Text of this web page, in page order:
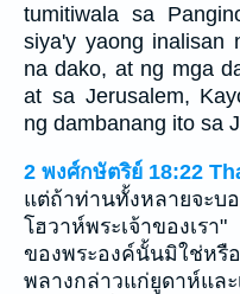
tumitiwala sa
siya'y yaong inalisan
na dako, at ng mga
at sa Jerusalem,
ng dambanang ito sa
2 พงศ์กษัตริย์ 18:22
แต่ถ้าท่านทั้งหลายจะบ
โฮวาห์พระเจ้าของเร
ของพระองค์นั้นมิใช่หรื
พลางกล่าวแก่ยูดาห์แล